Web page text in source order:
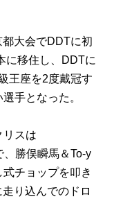
大会でDDTに初
に移住し、DDTに
王座を2度戴冠す
手となった。
スは
勝俣瞬馬＆To-y
チョップを叩き
り込んでのドロ